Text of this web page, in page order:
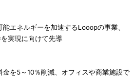
能エネルギーを加速するLooopの事業、
実現に向けて先導
金を5～10％削減、オフィスや商業施設で